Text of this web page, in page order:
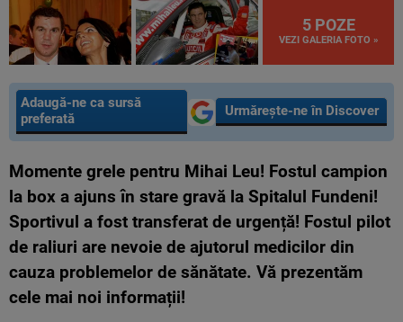
5 POZE
VEZI GALERIA FOTO »
Adaugă-ne ca sursă
preferată
Urmărește-ne în Discover
Momente grele pentru Mihai Leu! Fostul campion
la box a ajuns în stare gravă la Spitalul Fundeni!
Sportivul a fost transferat de urgență! Fostul pilot
de raliuri are nevoie de ajutorul medicilor din
cauza problemelor de sănătate. Vă prezentăm
cele mai noi informații!